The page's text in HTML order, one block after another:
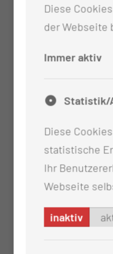
Spezielle
Diese
der Webseite
Immer aktiv
Statistik/
Diese
statistische
Ihr
Webseite
inaktiv